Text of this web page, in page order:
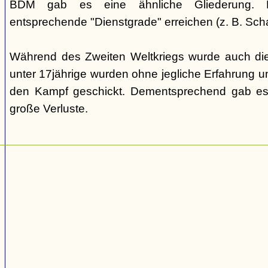
BDM gab es eine ähnliche Gliederung.
entsprechende "Dienstgrade" erreichen (z. B.
Während des Zweiten Weltkriegs wurde auch
unter 17jährige wurden ohne jegliche Erfahrung
den Kampf geschickt. Dementsprechend gab
große Verluste.